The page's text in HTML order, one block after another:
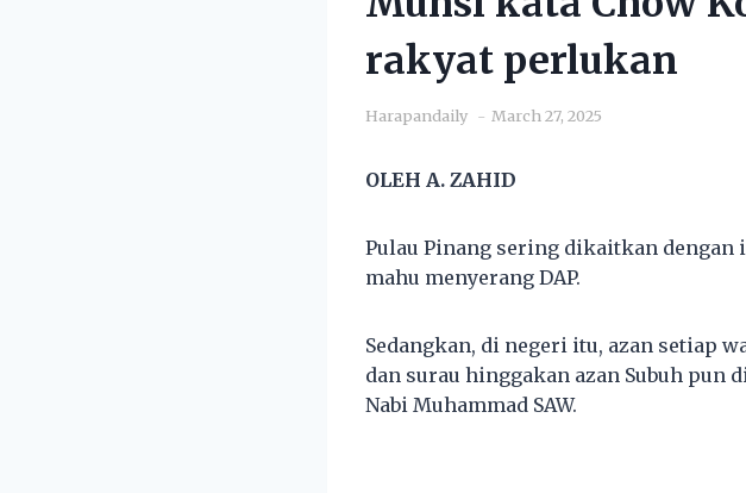
rakyat perlukan
Harapandaily March 27, 2025
OLEH A. ZAHID
Pulau Pinang sering dikaitkan
mahu menyerang DAP.
Sedangkan, di negeri itu, azan setiap
dan surau hinggakan azan Subuh
Nabi Muhammad SAW.